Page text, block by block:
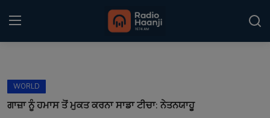
Home
WORLD
ਗਾਜ਼ਾ ਨੂੰ ਹਮਾਸ ਤੋਂ ਮੁਕਤ ਕਰਨਾ ਸਾਡਾ ਟੀਚਾ: ਨੇਤਨਯਾਹੂ